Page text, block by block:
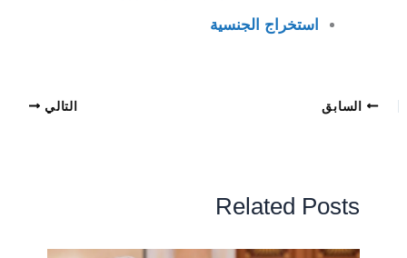
استخراج الجنسية
السابق التالي
Related Posts